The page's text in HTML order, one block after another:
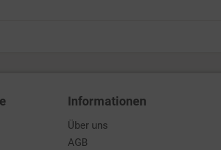
Informationen
Über uns
AGB